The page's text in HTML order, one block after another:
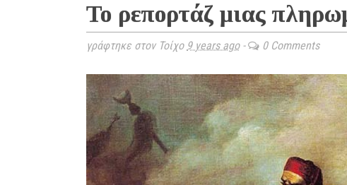
Το ρεπορτάζ μιας
γράφτηκε στον Τοίχο 9 years ago- 0 Comments